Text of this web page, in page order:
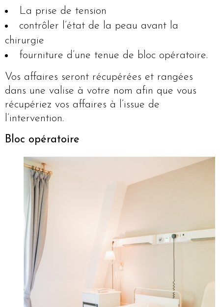
La prise de tension
contrôler l’état de la peau avant la
chirurgie
fourniture d’une tenue de bloc opératoire.
Vos affaires seront récupérées et rangées
dans une valise à votre nom afin que vous
récupériez vos affaires à l’issue de
l’intervention.
Bloc opératoire